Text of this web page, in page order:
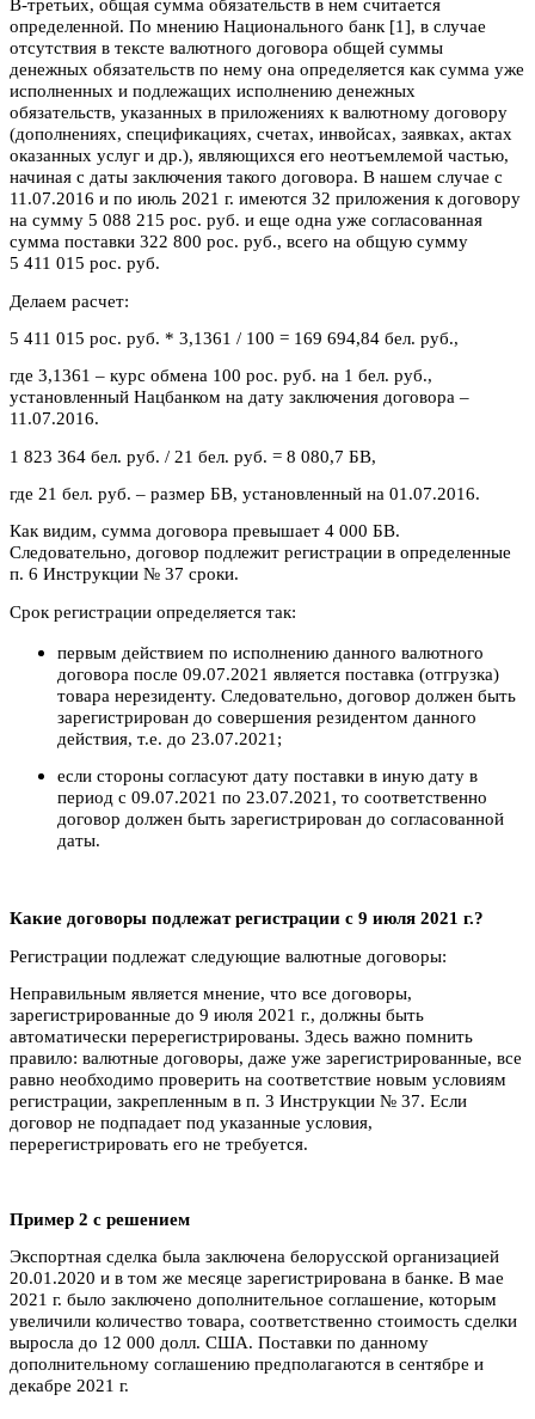
В-третьих, общая сумма обязательств в нем считается
определенной. По мнению Национального банк [1], в случае
отсутствия в тексте валютного договора общей суммы
денежных обязательств по нему она определяется как сумма уже
исполненных и подлежащих исполнению денежных
обязательств, указанных в приложениях к валютному договору
(дополнениях, спецификациях, счетах, инвойсах, заявках, актах
оказанных услуг и др.), являющихся его неотъемлемой частью,
начиная с даты заключения такого договора. В нашем случае с
11.07.2016 и по июль 2021 г. имеются 32 приложения к договору
на сумму 5 088 215 рос. руб. и еще одна уже согласованная
сумма поставки 322 800 рос. руб., всего на общую сумму
5 411 015 рос. руб.
Делаем расчет:
5 411 015 рос. руб. * 3,1361 / 100 = 169 694,84 бел. руб.,
где 3,1361 – курс обмена 100 рос. руб. на 1 бел. руб.,
установленный Нацбанком на дату заключения договора –
11.07.2016.
1 823 364 бел. руб. / 21 бел. руб. = 8 080,7 БВ,
где 21 бел. руб. – размер БВ, установленный на 01.07.2016.
Как видим, сумма договора превышает 4 000 БВ.
Следовательно, договор подлежит регистрации в определенные
п. 6 Инструкции № 37 сроки.
Срок регистрации определяется так:
первым действием по исполнению данного валютного
договора после 09.07.2021 является поставка (отгрузка)
товара нерезиденту. Сле­до­вательно, договор должен быть
зарегистрирован до совершения резидентом данного
действия, т.е. до 23.07.2021;
если стороны согласуют дату поставки в иную дату в
период с 09.07.2021 по 23.07.2021, то соответственно
договор должен быть зарегистрирован до согласованной
даты.
Какие договоры подлежат регистрации с 9 июля 2021 г.?
Регистрации подлежат следующие валютные договоры:
Неправильным является мнение, что все договоры,
зарегистрированные до 9 июля 2021 г., должны быть
автоматически перерегистрированы. Здесь важно помнить
правило: валютные договоры, даже уже зарегистрированные, все
равно необходимо проверить на соответствие новым условиям
регистрации, закрепленным в п. 3 Инструкции № 37. Если
договор не подпадает под указанные условия,
перерегистрировать его не требуется.
Пример 2 с решением
Экспортная сделка была заключена белорусской организацией
20.01.2020 и в том же месяце зарегистрирована в банке. В мае
2021 г. было заключено дополнительное соглашение, которым
увеличили количество товара, соответственно стоимость сделки
выросла до 12 000 долл. США. Поставки по данному
дополнительному соглашению предполагаются в сентябре и
декабре 2021 г.